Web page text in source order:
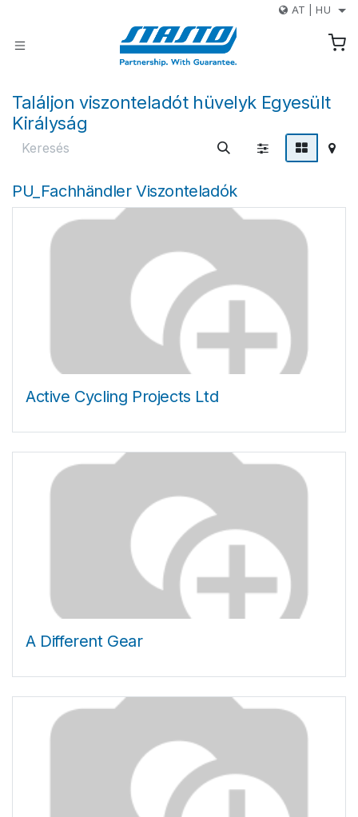
AT |HU
Találjon viszonteladót hüvelyk Egyesült
Királyság
PU_FachhändlerViszonteladók
Active Cycling Projects Ltd
A Different Gear